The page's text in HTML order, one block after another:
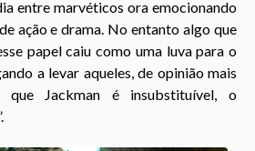
entre marvéticos ora emocionando
ação e drama. No entanto algo que
papel caiu como uma luva para o
a levar aqueles, de opinião mais
que Jackman é insubstituível, o